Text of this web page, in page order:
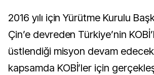
2016 yılı için Yürütme Kurulu
Çin’e devreden Türkiye’nin
üstlendiği misyon devam
kapsamda KOBİ’ler için